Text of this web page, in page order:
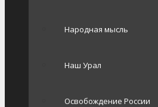
Народная мысль
Наш Урал
Освобождение России